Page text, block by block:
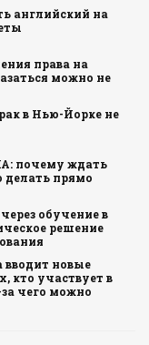
английский на
права на
можно не
в Нью-Йорке не
почему ждать
делать прямо
обучение в
решение
новые
кто участвует в
чего можно